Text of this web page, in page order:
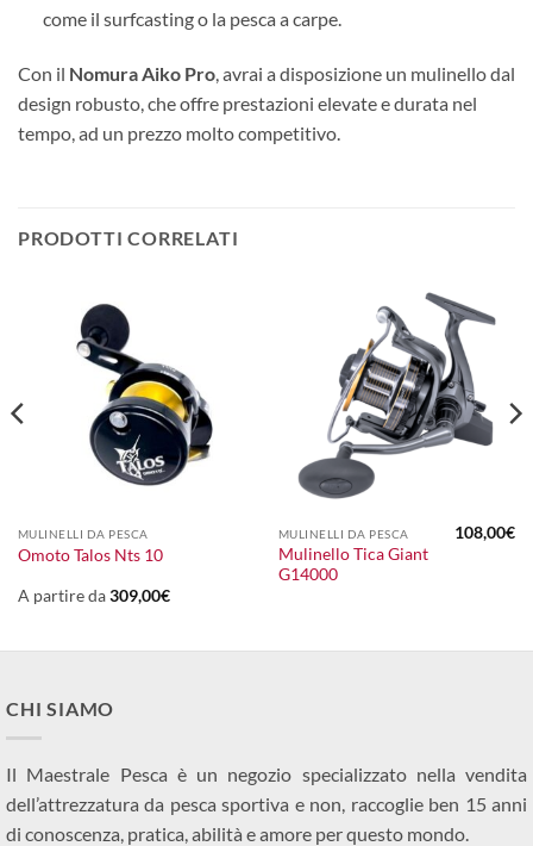
come il surfcasting o la pesca a carpe.
Con il Nomura Aiko Pro , avrai a disposizione un mulinello dal
design robusto, che offre prestazioni elevate e durata nel
tempo, ad un prezzo molto competitivo.
PRODOTTI CORRELATI
MULINELLI DA PESCA
Omoto Talos Nts 10
A partire da309,00€
MULINELLI DA PESCA
Mulinello Tica Giant
G14000
108,00€
CHI SIAMO
Il Maestrale Pesca è un negozio specializzato nella vendita
dell’attrezzatura da pesca sportiva e non, raccoglie ben 15 anni
di conoscenza, pratica, abilità e amore per questo mondo.